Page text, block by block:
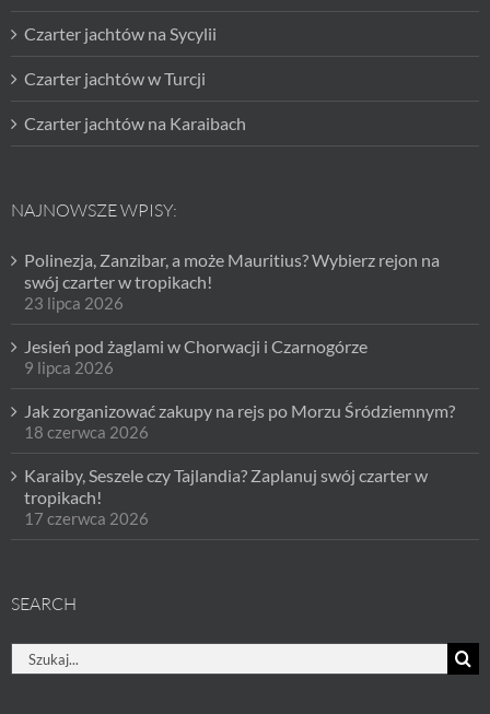
Czarter jachtów na Sycylii
Czarter jachtów w Turcji
Czarter jachtów na Karaibach
NAJNOWSZE WPISY:
Polinezja, Zanzibar, a może Mauritius? Wybierz rejon na
swój czarter w tropikach!
23 lipca 2026
Jesień pod żaglami w Chorwacji i Czarnogórze
9 lipca 2026
Jak zorganizować zakupy na rejs po Morzu Śródziemnym?
18 czerwca 2026
Karaiby, Seszele czy Tajlandia? Zaplanuj swój czarter w
tropikach!
17 czerwca 2026
SEARCH
Szukaj